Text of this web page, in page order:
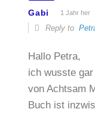
Gabi 1 Jahr her
Reply to
Hallo Petra,
ich wusste
von Achtsam
Buch ist